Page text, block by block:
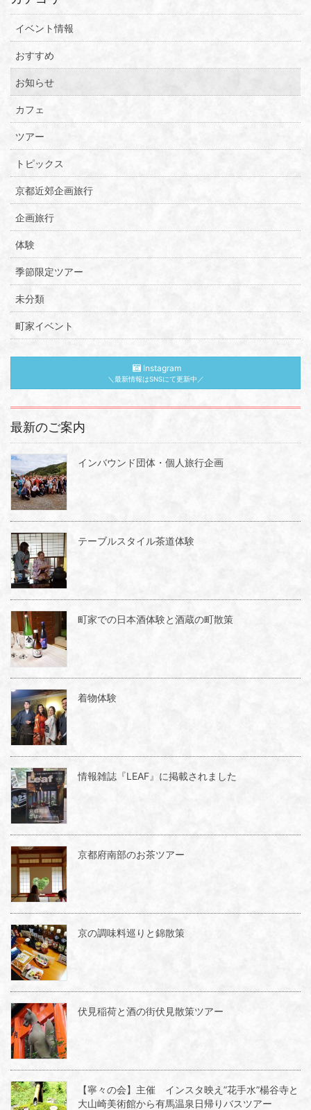
イベント情報
おすすめ
お知らせ
カフェ
ツアー
トピックス
京都近郊企画旅行
企画旅行
体験
季節限定ツアー
未分類
町家イベント
Instagram
＼最新情報はSNSにて更新中／
最新のご案内
インバウンド団体・個人旅行企画
テーブルスタイル茶道体験
町家での日本酒体験と酒蔵の町散策
着物体験
情報雑誌『LEAF』に掲載されました
京都府南部のお茶ツアー
京の調味料巡りと錦散策
伏見稲荷と酒の街伏見散策ツアー
【寧々の会】主催 インスタ映え”花手水”楊谷寺と
大山崎美術館から有馬温泉日帰りバスツアー